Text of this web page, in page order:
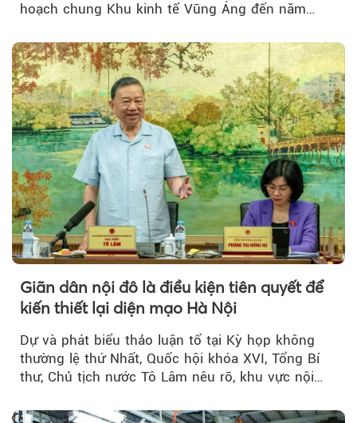
hoạch chung Khu kinh tế Vũng Áng đến năm
Giãn dân nội đô là điều kiện tiên quyết để
kiến thiết lại diện mạo Hà Nội
Dự và phát biểu thảo luận tổ tại Kỳ họp không
thường lệ thứ Nhất, Quốc hội khóa XVI, Tổng Bí
thư, Chủ tịch nước Tô Lâm nêu rõ, khu vực nội